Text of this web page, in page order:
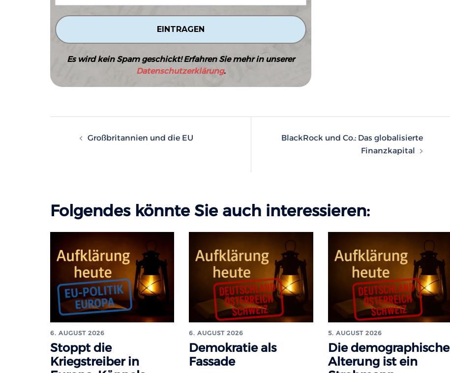
Es wird kein Spam geschickt! Erfahren Sie mehr in unserer
Datenschutzerklärung.
Großbritannien und die EU
BlackRock und Co.: Das globalisierte
Finanzkapital
Folgendes könnte Sie auch interessieren:
6. AUGUST 2026
Stoppt die
Kriegstreiber in
6. AUGUST 2026
Demokratie als
Fassade
5. AUGUST 2026
Die demographische
Alterung ist ein